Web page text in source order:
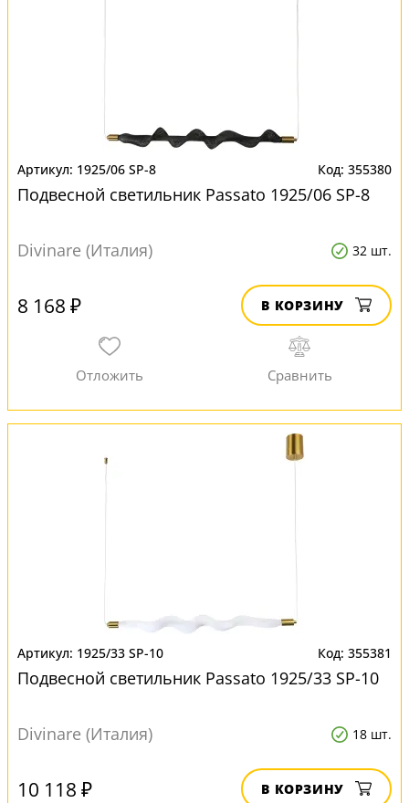
1925/06 SP-8 355380
Подвесной светильник Passato 1925/06 SP-8
Divinare (Италия) 32 шт.
8 168 ₽ В КОРЗИНУ
1925/33 SP-10 355381
Подвесной светильник Passato 1925/33 SP-10
Divinare (Италия) 18 шт.
10 118 ₽ В КОРЗИНУ